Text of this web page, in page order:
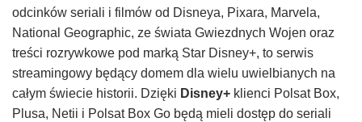
odcinków seriali i filmów od Disneya, Pixara, Marvela,
National Geographic, ze świata Gwiezdnych Wojen oraz
treści rozrywkowe pod marką Star Disney+, to serwis
streamingowy będący domem dla wielu uwielbianych na
całym świecie historii. Dzięki Disney+ klienci Polsat Box,
Plusa, Netii i Polsat Box Go będą mieli dostęp do seriali